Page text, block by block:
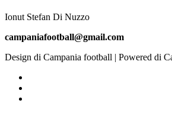
Ionut Stefan Di Nuzzo
campaniafootball@gmail.com
Design di Campania football | Powered di